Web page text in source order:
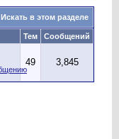
Искать в этом разделе
Тем Сообщений
49 3,845